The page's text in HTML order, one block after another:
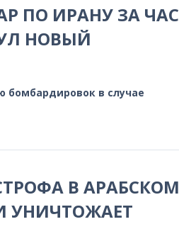
ПО ИРАНУ ЗА ЧАС
НОВЫЙ
бомбардировок в случае
В АРАБСКОМ
УНИЧТОЖАЕТ